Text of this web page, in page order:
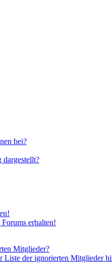
bei?
dargestellt?
erhalten!
Mitglieder?
der ignorierten Mitglieder